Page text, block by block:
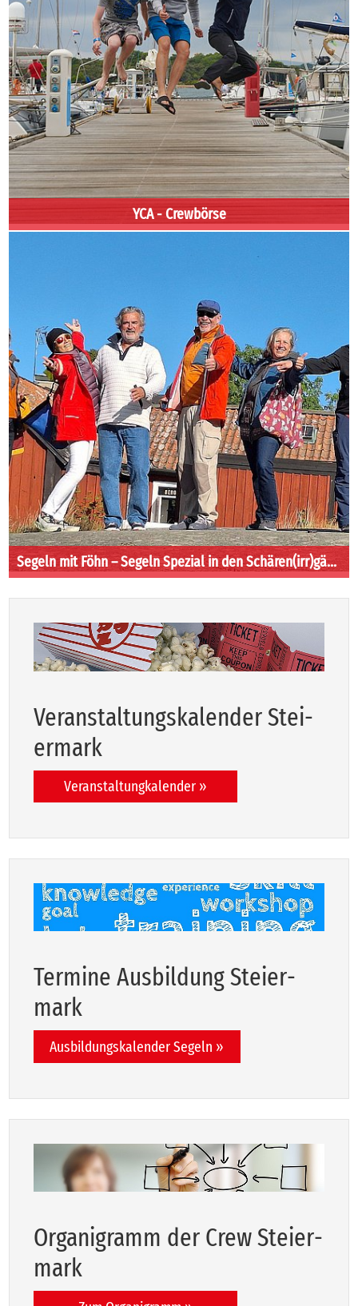
YCA - Crewbörse
Segeln mit Föhn – Segeln Spezial in den Schären(irr)gärten von Stockholm
Ver­an­stal­tungs­ka­len­der Stei­
er­mark
Veranstaltungkalender »
Ter­mi­ne Aus­bil­dung Stei­er­
mark
Ausbildungskalender Segeln »
Or­ga­ni­gramm der Crew Stei­er­
mark